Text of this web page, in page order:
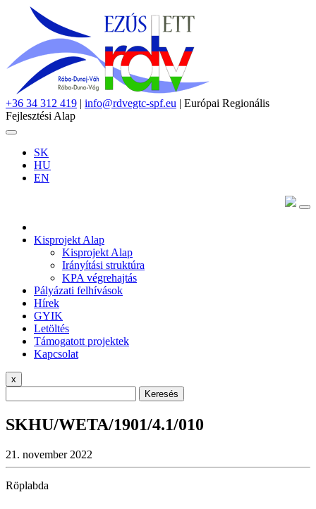
+36 34 312 419 | info@rdvegtc-spf.eu | Európai Regionális
Fejlesztési Alap
SK
HU
EN
Kisprojekt Alap
Kisprojekt Alap
Irányítási struktúra
KPA végrehajtás
Pályázati felhívások
Hírek
GYIK
Letöltés
Támogatott projektek
Kapcsolat
x
Keresés
SKHU/WETA/1901/4.1/010
21. november 2022
Röplabda